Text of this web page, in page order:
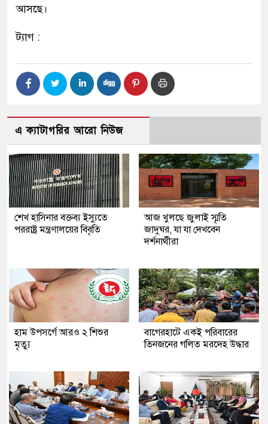
আসছে।
ট্যাগ :
এ ক্যাটাগরির আরো নিউজ
শেখ হাসিনার বক্তব্য ইস্যুতে
পররাষ্ট্র মন্ত্রণালয়ের বিবৃতি
আজ খুলছে জুলাই স্মৃতি
জাদুঘর, যা যা দেখবেন
দর্শনার্থীরা
হাম উপসর্গে আরও ২ শিশুর
মৃত্যু
‎বাগেরহাটে একই পরিবারের
তিনজনের গলিত মরদেহ উদ্ধার